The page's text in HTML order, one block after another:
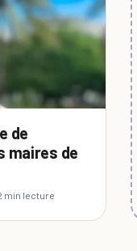
de
maires de
min lecture